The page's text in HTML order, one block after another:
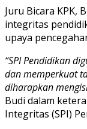
Juru Bicara KPK,
integritas
upaya
“SPI Pendidikan
dan memperkuat
diharapkan
Budi dalam
Integritas (SPI)